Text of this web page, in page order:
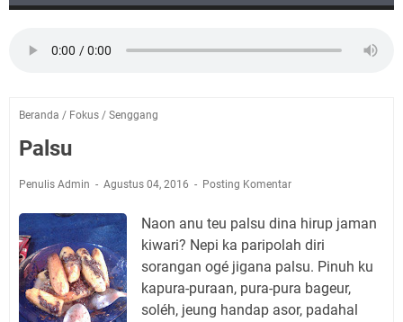
Beranda / Fokus / Senggang
Palsu
Penulis Admin Agustus 04, 2016 Posting Komentar
Naon anu teu palsu dina hirup jaman
kiwari? Nepi ka paripolah diri
sorangan ogé jigana palsu. Pinuh ku
kapura-puraan, pura-pura bageur,
soléh, jeung handap asor, padahal